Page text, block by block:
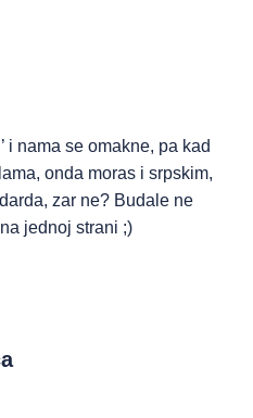
i nama se omakne, pa kad
onda moras i srpskim,
zar ne? Budale ne
jednoj strani ;)